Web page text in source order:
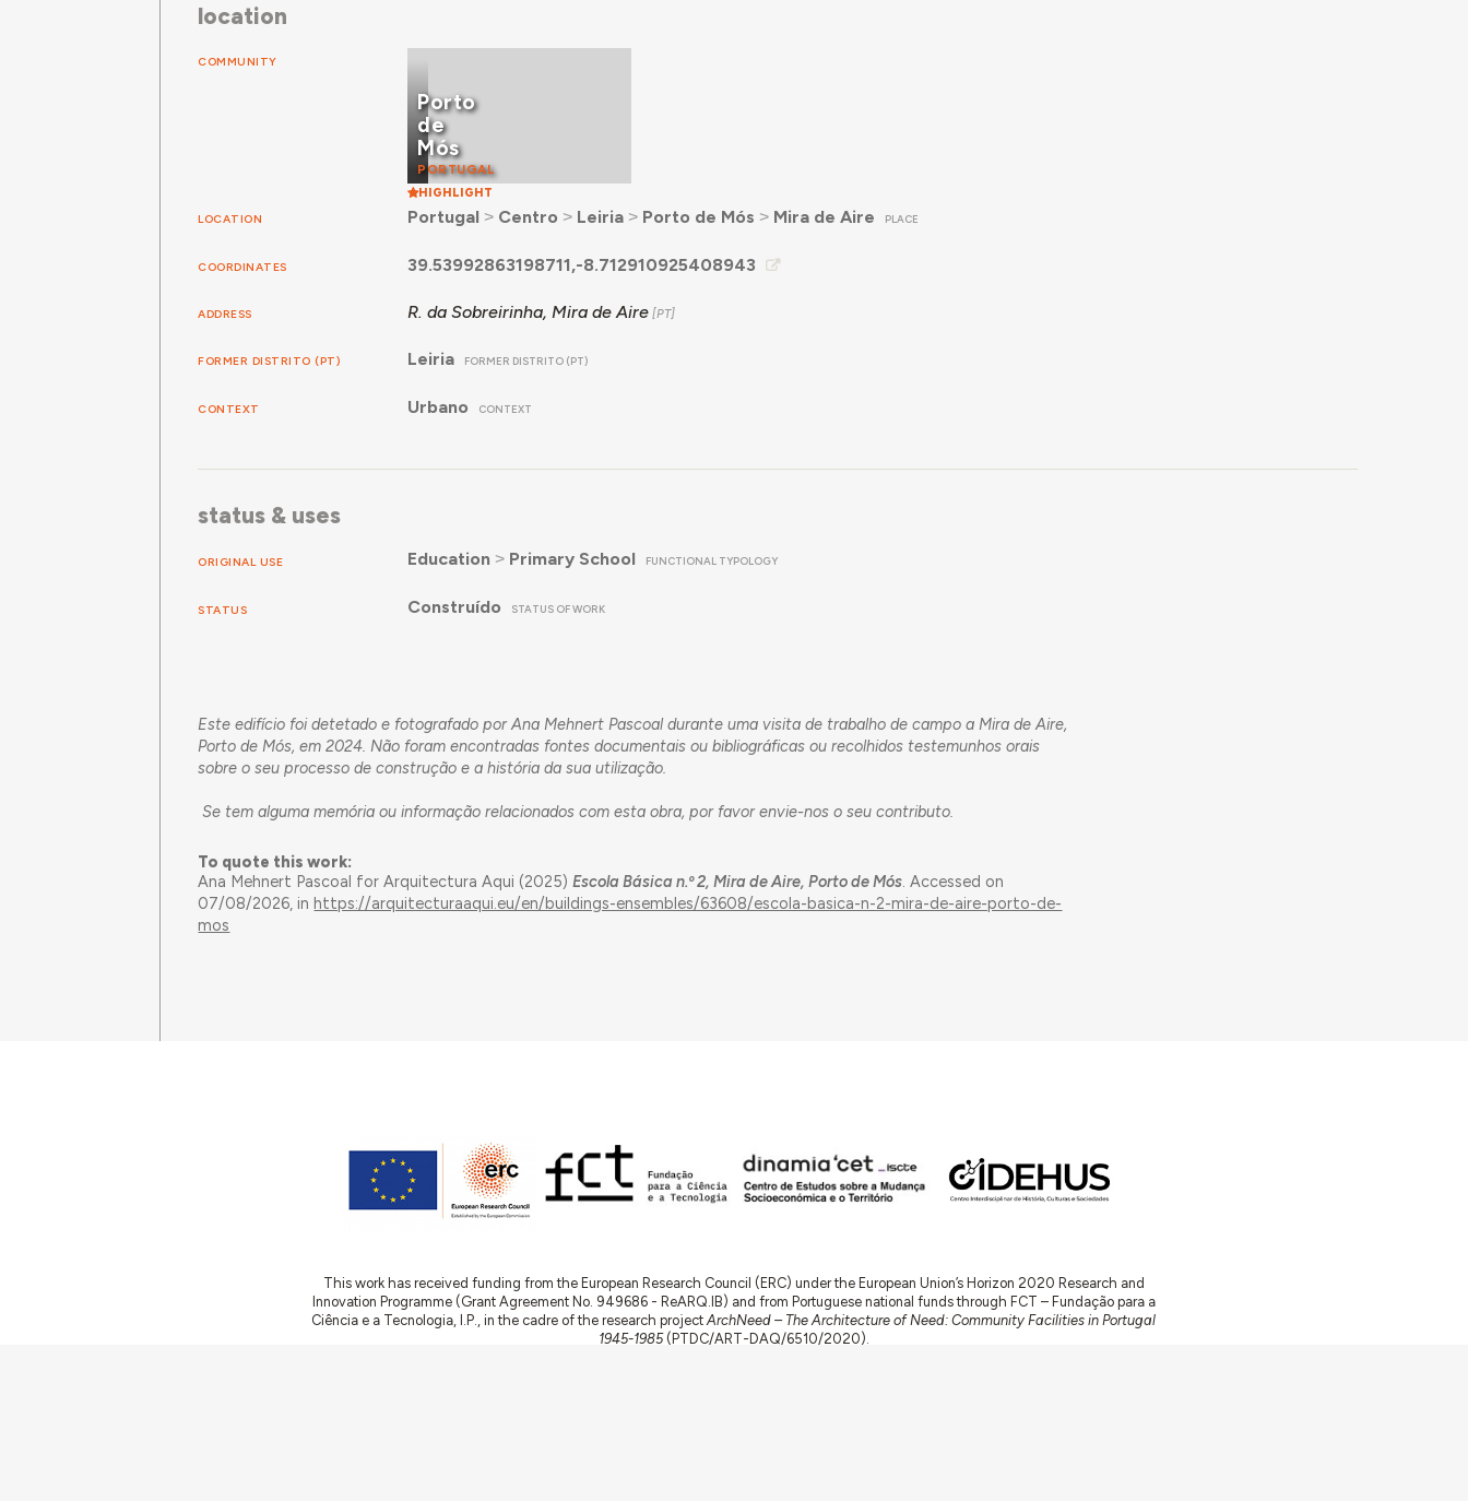
location
COMMUNITY
Porto
de
Mós
PORTUGAL
HIGHLIGHT
LOCATION Portugal ˃ Centro ˃ Leiria˃ Porto de Mós ˃ Mira de Aire PLACE
COORDINATES 39.53992863198711,-8.712910925408943
ADDRESS R. da Sobreirinha, Mira de Aire
FORMER DISTRITO (PT) Leiria FORMER DISTRITO (PT)
CONTEXT Urbano CONTEXT
status & uses
ORIGINAL USE Education ˃ Primary School FUNCTIONAL TYPOLOGY
STATUS Construído STATUS OF WORK
Este edifício foi detetado e fotografado por Ana Mehnert Pascoal durante uma visita de trabalho de campo a Mira de Aire,
Porto de Mós, em 2024. Não foram encontradas fontes documentais ou bibliográficas ou recolhidos testemunhos orais
sobre o seu processo de construção e a história da sua utilização.
Se tem alguma memória ou informação relacionados com esta obra, por favor envie-nos o seucontributo.
To quote this work:
Ana Mehnert Pascoal for Arquitectura Aqui (2025)Escola Básica n.º 2, Mira de Aire, Porto de Mós. Accessed on
07/08/2026, inhttps://arquitecturaaqui.eu/en/buildings-ensembles/63608/escola-basica-n-2-mira-de-aire-porto-de-
mos
This work has received funding from the European Research Council (ERC) under the European Union’s Horizon 2020 Research and
Innovation Programme (Grant Agreement No. 949686 - ReARQ.IB) and from Portuguese national funds through FCT – Fundação para a
Ciência e a Tecnologia, I.P., in the cadre of the research projectArchNeed – The Architecture of Need: Community Facilities in Portugal
1945-1985(PTDC/ART-DAQ/6510/2020).